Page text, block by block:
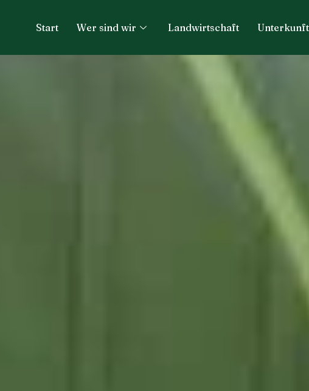
Start Wer sind wir Landwirtschaft Unterkunft